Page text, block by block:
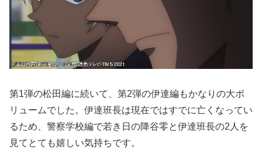
第1弾の松田編に続いて、第2弾の伊達編もかなりの大ボ
リュームでした。伊達班長は現在ではすでに亡くなってい
るため、警察学校編で若き日の降谷零と伊達班長の2人を
見てとても嬉しい気持ちです。